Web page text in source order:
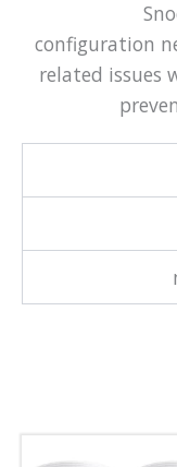
configuration
related issues